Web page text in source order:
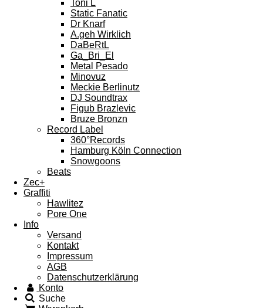
Toni L
Static Fanatic
Dr Knarf
A.geh Wirklich
DaBeRtL
Ga_Bri_El
Metal Pesado
Minovuz
Meckie Berlinutz
DJ Soundtrax
Figub Brazlevic
Bruze Bronzn
Record Label
360°Records
Hamburg Köln Connection
Snowgoons
Beats
Zec+
Graffiti
Hawlitez
Pore One
Info
Versand
Kontakt
Impressum
AGB
Datenschutzerklärung
Konto
Suche